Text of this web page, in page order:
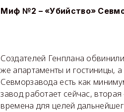
Миф №2 – «Убийство»
Создателей Генплана
же апартаменты и гостиницы,
Севморзавода есть как
завод работает сейчас,
времена для целей